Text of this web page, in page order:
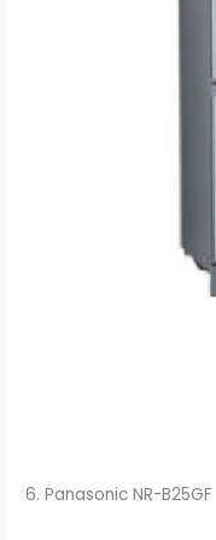
6. Panasonic NR-B25GF